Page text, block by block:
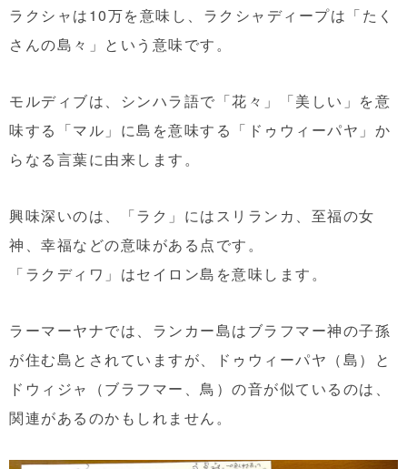
ラクシャは10万を意味し、ラクシャディープは「たく
さんの島々」という意味です。
モルディブは、シンハラ語で「花々」「美しい」を意
味する「マル」に島を意味する「ドゥウィーパヤ」か
らなる言葉に由来します。
興味深いのは、「ラク」にはスリランカ、至福の女
神、幸福などの意味がある点です。
「ラクディワ」はセイロン島を意味します。
ラーマーヤナでは、ランカー島はブラフマー神の子孫
が住む島とされていますが、ドゥウィーパヤ（島）と
ドウィジャ（ブラフマー、鳥）の音が似ているのは、
関連があるのかもしれません。